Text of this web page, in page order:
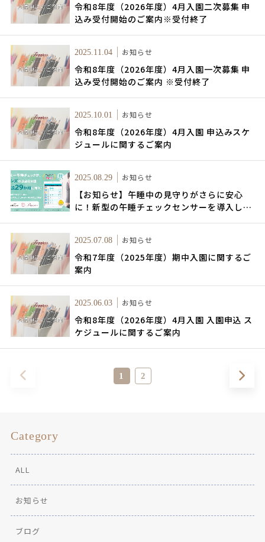
令和8年度（2026年度）4月入園二次募集 申
込み受付開始のご案内※受付終了
2025.11.04 お知らせ
令和8年度（2026年度）4月入園一次募集 申
込み受付開始のご案内 ※受付終了
2025.10.01 お知らせ
令和8年度（2026年度）4月入園 申込みスケ
ジュールに関するご案内
2025.08.29 お知らせ
【お知らせ】午睡中の見守りがさらに安心
に！新型の午睡チェックセンサーを導入しま
2025.07.08 お知らせ
令和7年度（2025年度）期中入園に関するご
案内
2025.06.03 お知らせ
令和8年度（2026年度）4月入園 入園申込 ス
ケジュールに関するご案内
1 2
Category
ALL
お知らせ
ブログ